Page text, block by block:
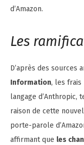
d’Amazon.
Les
D’après des sources
Information, les frais
langage d’Anthropic,
raison de cette
porte-parole
affirmant que les